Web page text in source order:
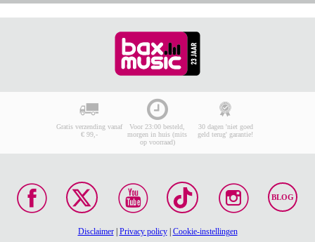
Gratis verzending vanaf
€ 99,-
Voor 23:00 besteld,
morgen in huis (mits
op voorraad)
30 dagen 'niet goed
geld terug' garantie!
BLOG
Disclaimer| Privacy policy| Cookie-instellingen